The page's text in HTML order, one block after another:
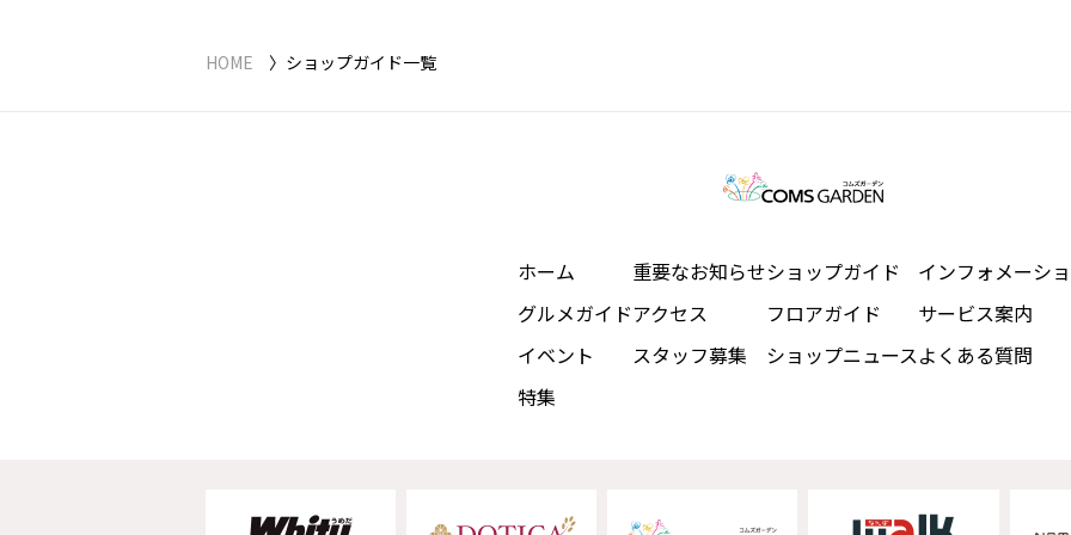
HOME ショップガイド一覧
ホーム
グルメガイド
イベント
特集
重要なお知らせ
アクセス
スタッフ募集
ショップガイド
フロアガイド
ショップニュース
インフォメーシ
サービス案内
よくある質問